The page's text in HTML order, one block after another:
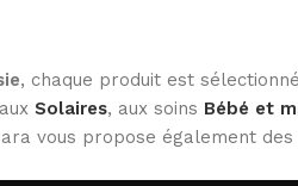
, chaque produit est
Solaires, aux soins Bébé et
vous propose également des